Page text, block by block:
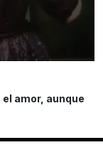
el amor, aunque